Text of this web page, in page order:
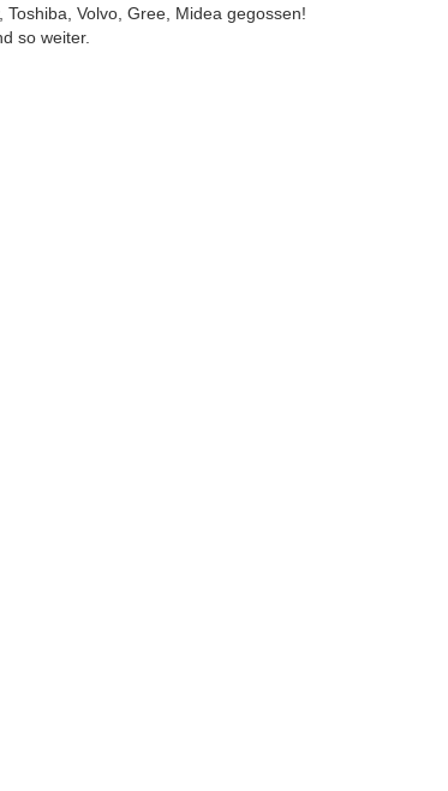
Volvo, Gree, Midea gegossen!
so weiter.